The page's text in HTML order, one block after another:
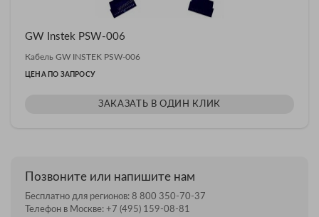
GW Instek PSW-006
Кабель GW INSTEK PSW-006
ЦЕНА ПО ЗАПРОСУ
ЗАКАЗАТЬ В ОДИН КЛИК
Позвоните или напишите нам
Бесплатно для регионов: 8 800 350-70-37
Телефон в Москве: +7 (495) 159-08-81